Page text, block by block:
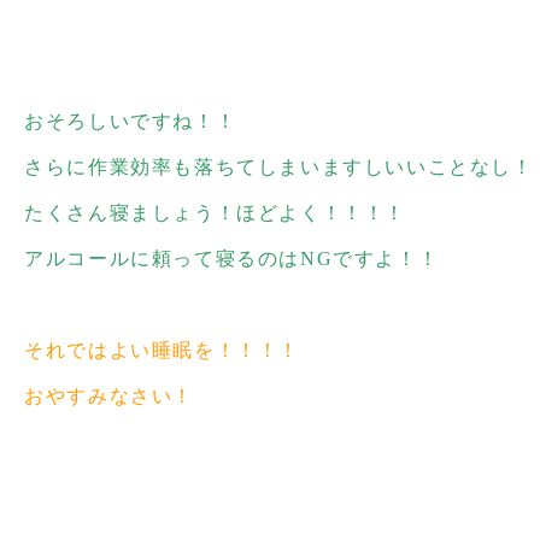
おそろしいですね！！
さらに作業効率も落ちてしまいますしいいことなし！
たくさん寝ましょう！ほどよく！！！！
アルコールに頼って寝るのはNGですよ！！
それではよい睡眠を！！！！
おやすみなさい！